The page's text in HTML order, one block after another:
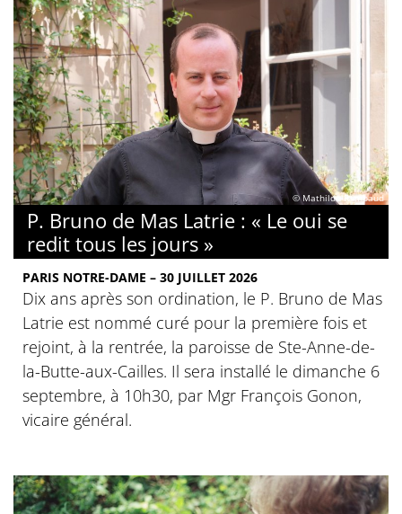
© Mathilde Rambaud
P. Bruno de Mas Latrie : « Le oui se
redit tous les jours »
PARIS NOTRE-DAME – 30 JUILLET 2026
Dix ans après son ordination, le P. Bruno de Mas
Latrie est nommé curé pour la première fois et
rejoint, à la rentrée, la paroisse de Ste-Anne-de-
la-Butte-aux-Cailles. Il sera installé le dimanche 6
septembre, à 10h30, par Mgr François Gonon,
vicaire général.